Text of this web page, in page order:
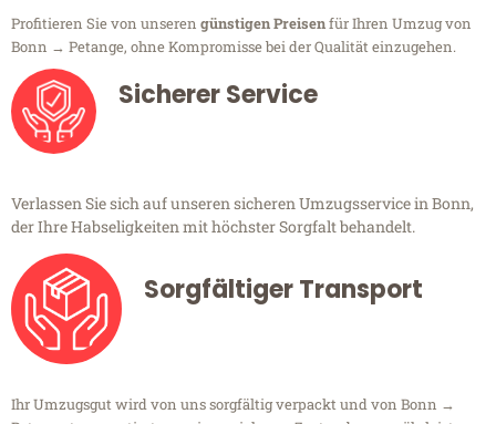
Profitieren Sie von unseren günstigen Preisenfür Ihren Umzug von
Bonn → Petange, ohne Kompromisse bei der Qualität einzugehen.
Sicherer Service
Verlassen Sie sich auf unseren sicheren Umzugsservice in Bonn,
der Ihre Habseligkeiten mit höchster Sorgfalt behandelt.
Sorgfältiger Transport
Ihr Umzugsgut wird von uns sorgfältig verpackt und von Bonn →